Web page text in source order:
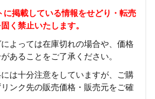
掲載している情報をせどり・転売
く禁止いたします。
よっては在庫切れの場合や、価格
あることをご了承ください。
は十分注意をしていますが、ご購
ンク先の販売価格・販売元をご確